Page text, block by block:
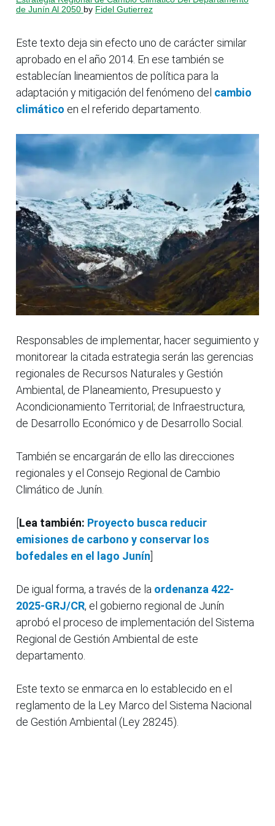
de Junín Al 2050 by Fidel Gutierrez
Este texto deja sin efecto uno de carácter similar
aprobado en el año 2014. En ese también se
establecían lineamientos de política para la
adaptación y mitigación del fenómeno del cambio
climático en el referido departamento.
Responsables de implementar, hacer seguimiento y
monitorear la citada estrategia serán las gerencias
regionales de Recursos Naturales y Gestión
Ambiental, de Planeamiento, Presupuesto y
Acondicionamiento Territorial; de Infraestructura,
de Desarrollo Económico y de Desarrollo Social.
También se encargarán de ello las direcciones
regionales y el Consejo Regional de Cambio
Climático de Junín.
[Lea también: Proyecto busca reducir
emisiones de carbono y conservar los
bofedales en el lago Junín]
De igual forma, a través de la ordenanza 422-
2025-GRJ/CR, el gobierno regional de Junín
aprobó el proceso de implementación del Sistema
Regional de Gestión Ambiental de este
departamento.
Este texto se enmarca en lo establecido en el
reglamento de la Ley Marco del Sistema Nacional
de Gestión Ambiental (Ley 28245).